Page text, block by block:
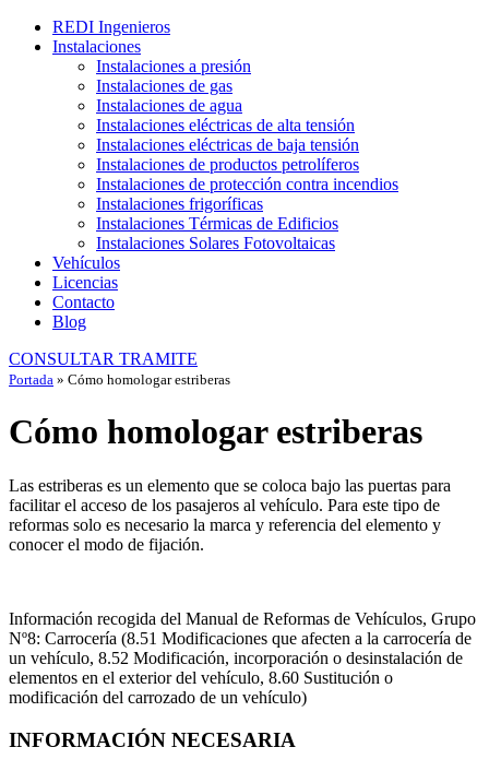
REDI Ingenieros
Instalaciones
Instalaciones a presión
Instalaciones de gas
Instalaciones de agua
Instalaciones eléctricas de alta tensión
Instalaciones eléctricas de baja tensión
Instalaciones de productos petrolíferos
Instalaciones de protección contra incendios
Instalaciones frigoríficas
Instalaciones Térmicas de Edificios
Instalaciones Solares Fotovoltaicas
Vehículos
Licencias
Contacto
Blog
CONSULTAR TRAMITE
Portada » Cómo homologar estriberas
Cómo homologar estriberas
Las estriberas es un elemento que se coloca bajo las puertas para
facilitar el acceso de los pasajeros al vehículo. Para este tipo de
reformas solo es necesario la marca y referencia del elemento y
conocer el modo de fijación.
Información recogida del Manual de Reformas de Vehículos, Grupo
Nº8: Carrocería (8.51 Modificaciones que afecten a la carrocería de
un vehículo, 8.52 Modificación, incorporación o desinstalación de
elementos en el exterior del vehículo, 8.60 Sustitución o
modificación del carrozado de un vehículo)
INFORMACIÓN NECESARIA